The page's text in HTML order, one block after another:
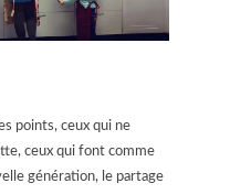
points, ceux qui ne
ceux qui font comme
génération, le partage